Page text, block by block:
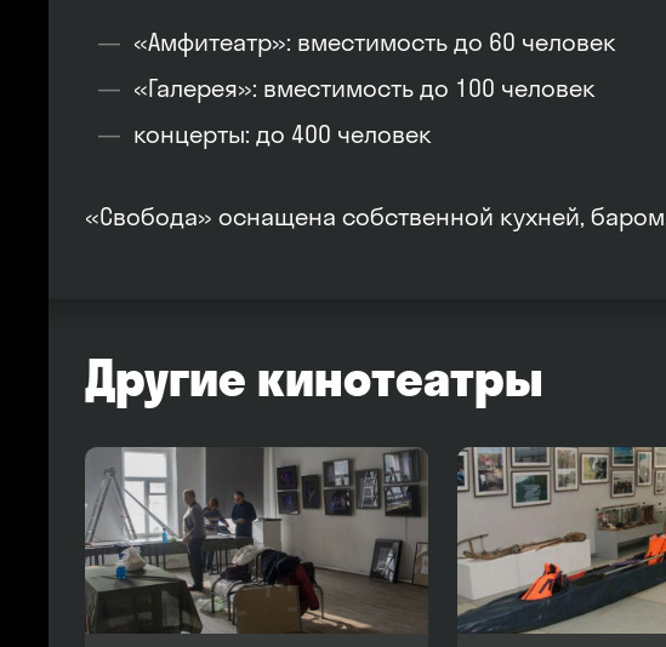
«Амфитеатр»: вместимость до 60 человек
«Галерея»: вместимость до 100 человек
концерты: до 400 человек
«Свобода» оснащена собственной кухней,
Другие кинотеатры